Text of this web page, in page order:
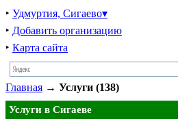
‣ Удмуртия, Сигаево▾
‣ Добавить организацию
‣ Карта сайта
Главная → Услуги (138)
Услуги в Сигаеве